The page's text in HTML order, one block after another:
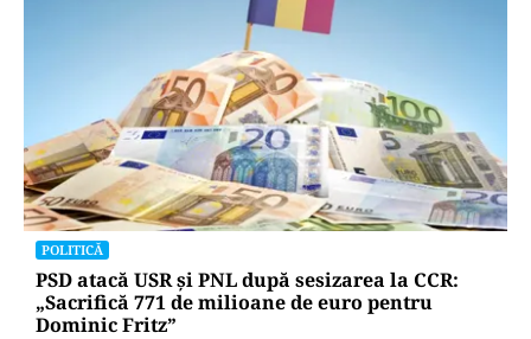
POLITICĂ
PSD atacă USR și PNL după sesizarea la CCR:
„Sacrifică 771 de milioane de euro pentru
Dominic Fritz”